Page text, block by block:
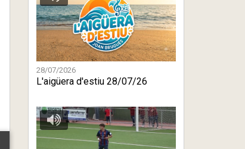
28/07/2026
L'aigüera d'estiu 28/07/26